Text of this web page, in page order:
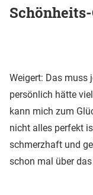
Weigert: Das muss
persönlich hätte
kann mich zum
nicht alles perfekt
schmerzhaft und
schon mal über